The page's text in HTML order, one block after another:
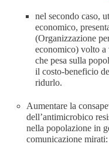
nel secondo caso,
economico,
(Organizzazione
economico) volto a
che pesa sulla
il costo-beneficio
ridurlo.
Aumentare la
dell’antimicrobico
nella popolazione in
comunicazione mirati: